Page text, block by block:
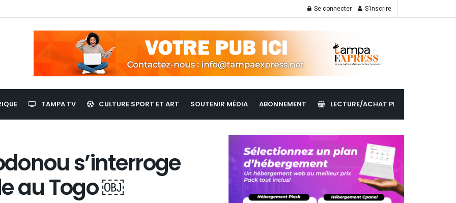
Se connecter S'inscrire
TAMPA TV CULTURE SPORT ET ART SOUTENIR MÉDIA ABONNEMENT LECTURE/ACHAT PDF
s’interroge
au Togo ￼